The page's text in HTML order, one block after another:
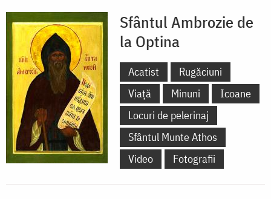
Sfântul Ambrozie de
la Optina
Acatist
Rugăciuni
Viață
Minuni
Icoane
Locuri de pelerinaj
Sfântul Munte Athos
Video
Fotografii